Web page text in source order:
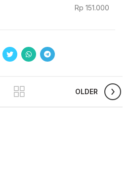
Rp 151.000
OLDER